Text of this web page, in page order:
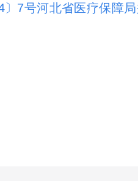
〕7号河北省医疗保障